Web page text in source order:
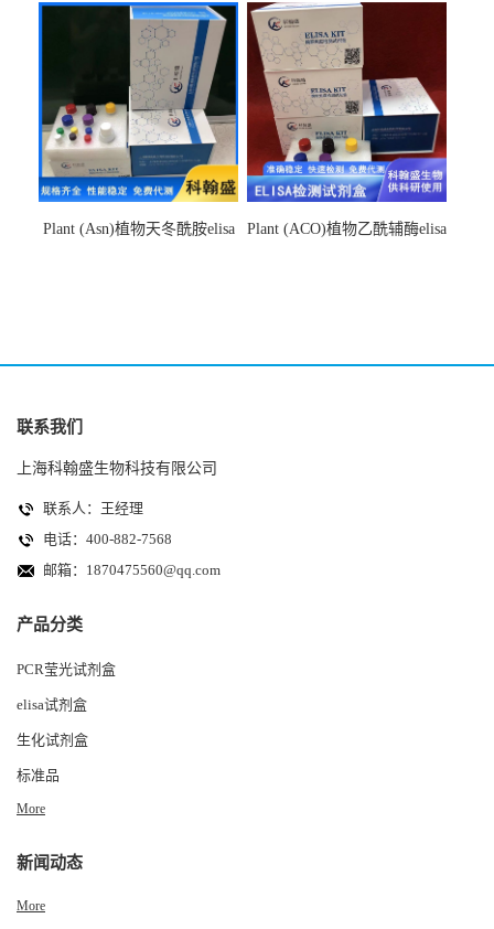
Plant (Asn)植物天冬酰胺elisa
Plant (ACO)植物乙酰辅酶elisa
联系我们
上海科翰盛生物科技有限公司
联系人：王经理
电话：400-882-7568
邮箱： 1870475560@qq.com
产品分类
PCR莹光试剂盒
elisa试剂盒
生化试剂盒
标准品
More
新闻动态
More